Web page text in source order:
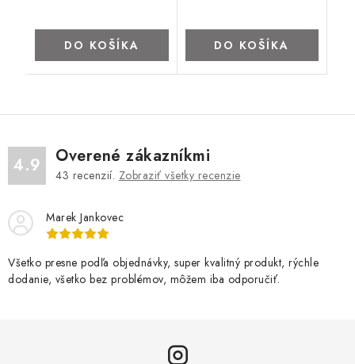
DO KOŠÍKA DO KOŠÍKA
4.9 Overené zákazníkmi
43 recenzií. Zobraziť všetky recenzie
Marek Jankovec
Všetko presne podľa objednávky, super kvalitný produkt, rýchle
dodanie, všetko bez problémov, môžem iba odporučiť.